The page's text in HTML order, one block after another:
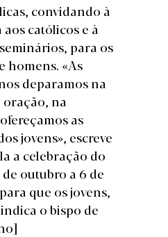
convidando à
católicos e à
para os
homens. «As
deparamos na
na
as
jovens», escreve
a celebração do
outubro a 6 de
que os jovens,
o bispo de